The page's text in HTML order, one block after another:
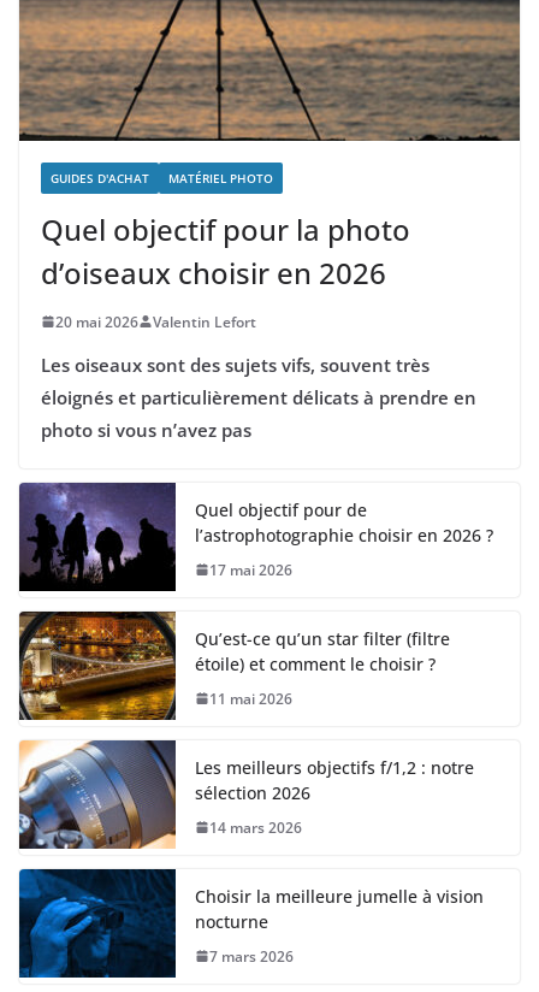
GUIDES D'ACHAT MATÉRIEL PHOTO
Quel objectif pour la photo
d’oiseaux choisir en 2026
20 mai 2026 Valentin Lefort
Les oiseaux sont des sujets vifs, souvent très
éloignés et particulièrement délicats à prendre en
photo si vous n’avez pas
Quel objectif pour de
l’astrophotographie choisir en 2026 ?
17 mai 2026
Qu’est-ce qu’un star filter (filtre
étoile) et comment le choisir ?
11 mai 2026
Les meilleurs objectifs f/1,2 : notre
sélection 2026
14 mars 2026
Choisir la meilleure jumelle à vision
nocturne
7 mars 2026